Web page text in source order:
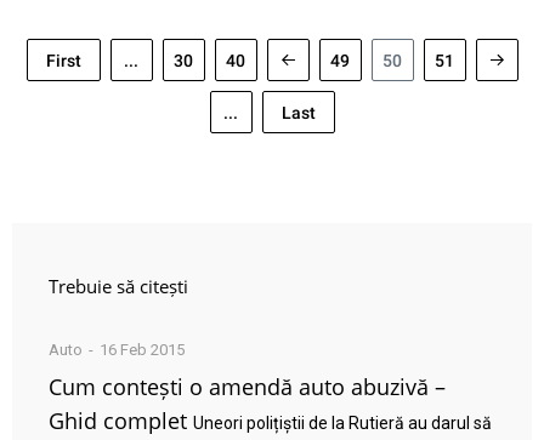
First ... 30 40 49 50 51
... Last
Trebuie să citești
Auto 16 Feb 2015
Cum contești o amendă auto abuzivă –
Ghid complet Uneori polițiștii de la Rutieră au darul să